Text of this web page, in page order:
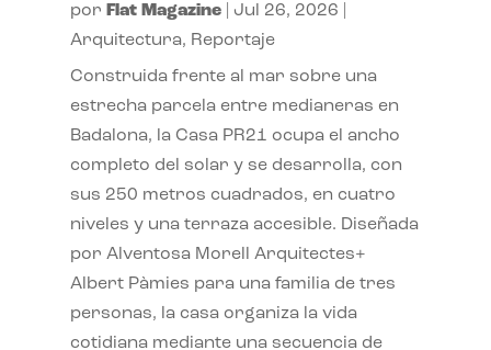
por Flat Magazine| Jul 26, 2026
Arquitectura, Reportaje
Construida frente al mar sobre una
estrecha parcela entre medianeras en
Badalona, la Casa PR21 ocupa el ancho
completo del solar y se desarrolla, con
sus 250 metros cuadrados, en cuatro
niveles y una terraza accesible. Diseñada
por Alventosa Morell Arquitectes+
Albert Pàmies para una familia de tres
personas, la casa organiza la vida
cotidiana mediante una secuencia de